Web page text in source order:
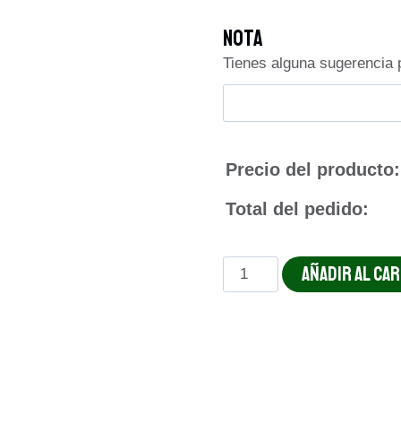
Nota
Tienes alguna sugerencia
Precio del producto:
Total del pedido:
RANCHO
DE
AÑADIR AL